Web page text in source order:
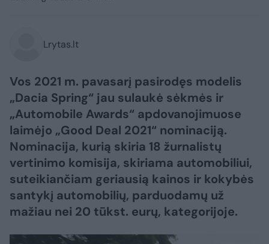
Lrytas.lt
Vos 2021 m. pavasarį pasirodęs modelis
„Dacia Spring“ jau sulaukė sėkmės ir
„Automobile Awards“ apdovanojimuose
laimėjo „Good Deal 2021“ nominaciją.
Nominacija, kurią skiria 18 žurnalistų
vertinimo komisija, skiriama automobiliui,
suteikiančiam geriausią kainos ir kokybės
santykį automobilių, parduodamų už
mažiau nei 20 tūkst. eurų, kategorijoje.